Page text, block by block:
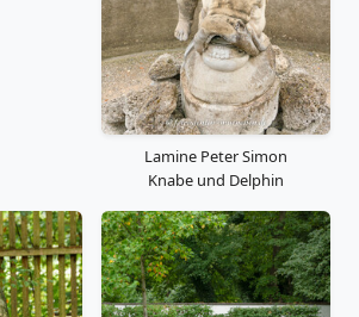
Lamine Peter Simon
Knabe und Delphin